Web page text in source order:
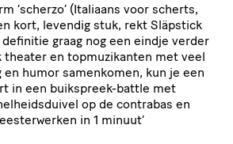
‘scherzo’ (Italiaans voor scherts,
kort, levendig stuk, rekt Släpstick
graag nog een eindje verder
theater en topmuzikanten met veel
humor samenkomen, kun je een
in een buikspreek-battle met
op de contrabas en
in 1 minuut’